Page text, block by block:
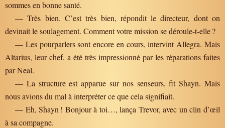
sommes en bonne santé.
— Très bien. C’est très bien, répondit le directeur, dont on
devinait le soulagement. Comment votre mission se déroule-t-elle ?
— Les pourparlers sont encore en cours, intervint Allegra. Mais
Altarius, leur chef, a été très impressionné par les réparations faites
par Neal.
— La structure est apparue sur nos senseurs, fit Shayn. Mais
nous avions du mal à interpréter ce que cela signifiait.
— Eh, Shayn ! Bonjour à toi…, lança Trevor, avec un clin d’œil
à sa compagne.